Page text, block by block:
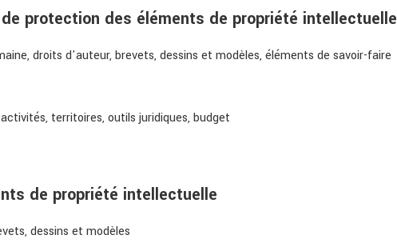
protection des éléments de propriété intellectuelle
droits d'auteur, brevets, dessins et modèles, éléments de savoir-faire
territoires, outils juridiques, budget
de propriété intellectuelle
dessins et modèles